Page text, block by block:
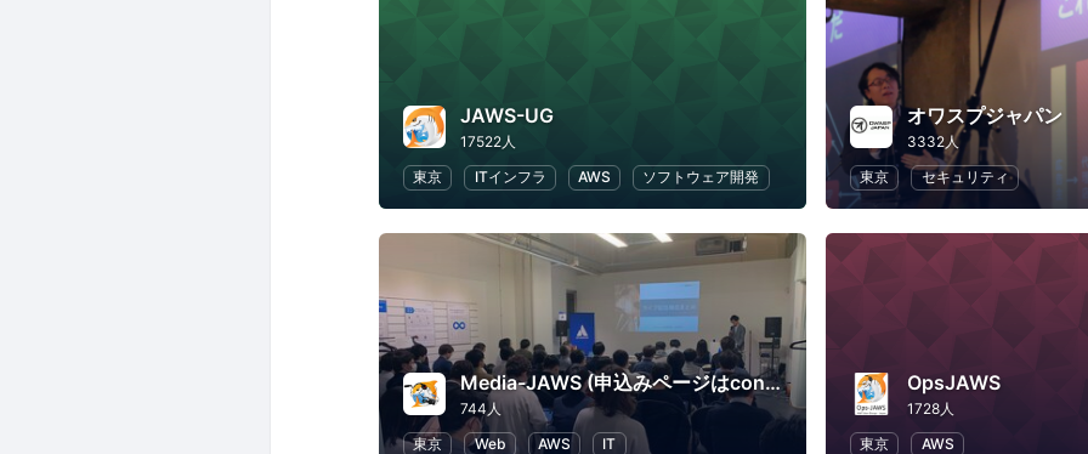
JAWS-UG
17522人
東京
ITインフラ AWS ソフトウェア開発
オワスプジャパン
3332人
東京
セキュリティ
Media-JAWS (申込みページはconnpassに移行しました)
744人
東京
Web AWS IT
OpsJAWS
1728人
東京
AWS